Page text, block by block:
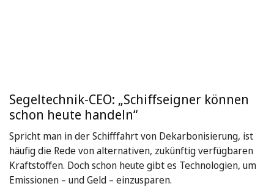
Segeltechnik-CEO: „Schiffseigner können
schon heute handeln“
Spricht man in der Schifffahrt von Dekarbonisierung, ist
häufig die Rede von alternativen, zukünftig verfügbaren
Kraftstoffen. Doch schon heute gibt es Technologien, um
Emissionen – und Geld – einzusparen.